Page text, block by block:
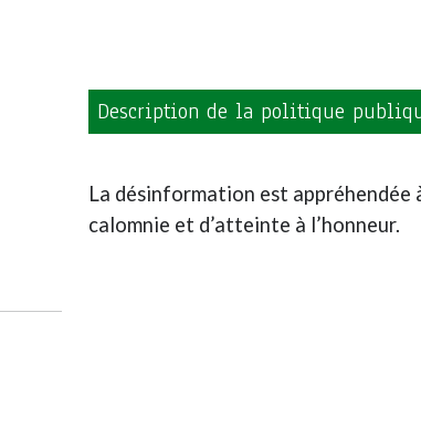
Description de la politique
La désinformation est
calomnie et d’atteinte à l’honneur.